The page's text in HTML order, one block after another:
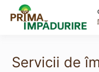
content
Servicii de